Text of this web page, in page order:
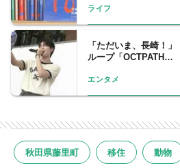
ライフ
「ただいま、長崎！
ループ「OCTPATH…
エンタメ
秋田県藤里町 移住 動物